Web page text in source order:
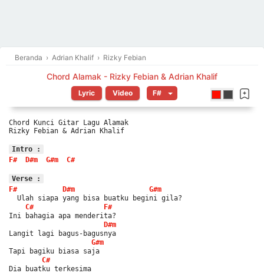
Beranda › Adrian Khalif › Rizky Febian
Chord Alamak - Rizky Febian & Adrian Khalif
Lyric Video
Chord Kunci Gitar Lagu Alamak
Rizky Febian & Adrian Khalif
Intro :
F#
D#m G#m C#
Verse :
F#
D#m
G#m
  Ulah siapa yang bisa buatku begini gila?
C#
F#
Ini bahagia apa menderita?
D#m
Langit lagi bagus-bagusnya
G#m
Tapi bagiku biasa saja
C#
Dia buatku terkesima